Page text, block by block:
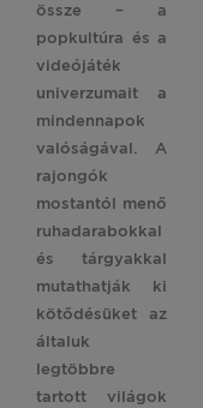
össze – a
popkultúra és a
videójáték
univerzumait a
mindennapok
valóságával. A
rajongók
mostantól menő
ruhadarabokkal
és tárgyakkal
mutathatják ki
kötődésüket az
általuk
legtöbbre
tartott világok